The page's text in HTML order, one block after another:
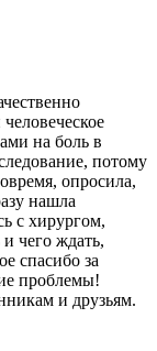
на боль в
потому
опросила,
нашла
с хирургом,
и чего ждать,
спасибо за
проблемы!
и друзьям.